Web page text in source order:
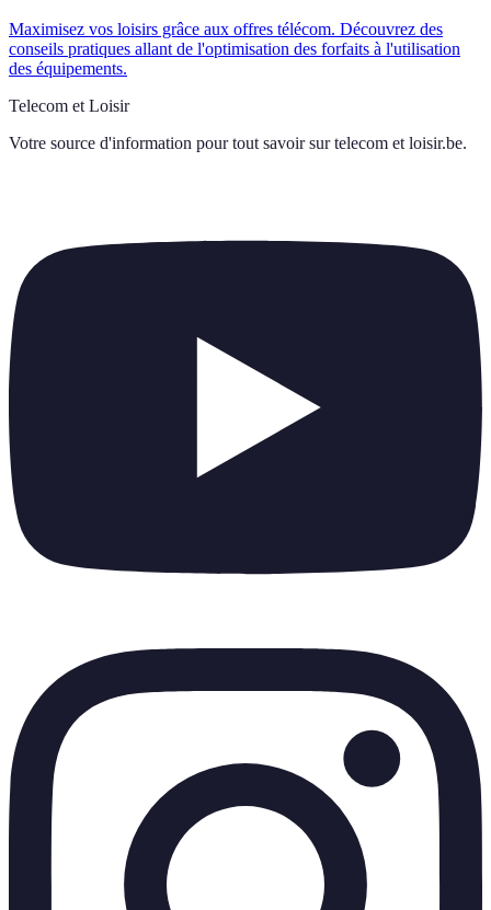
Maximisez vos loisirs grâce aux offres télécom. Découvrez des
conseils pratiques allant de l'optimisation des forfaits à l'utilisation
des équipements.
Telecom et Loisir
Votre source d'information pour tout savoir sur telecom et loisir.be.